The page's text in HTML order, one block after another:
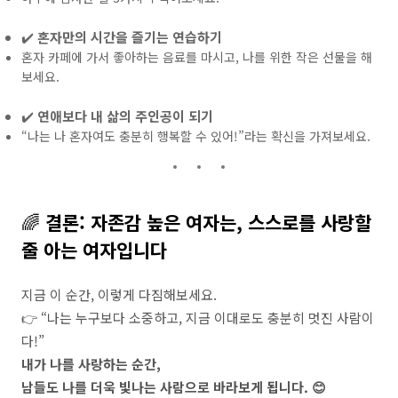
✔️ 혼자만의 시간을 즐기는 연습하기
혼자 카페에 가서 좋아하는 음료를 마시고, 나를 위한 작은 선물을 해
보세요.
✔️ 연애보다 내 삶의 주인공이 되기
“나는 나 혼자여도 충분히 행복할 수 있어!”라는 확신을 가져보세요.
🌈 결론: 자존감 높은 여자는, 스스로를 사랑할
줄 아는 여자입니다
지금 이 순간, 이렇게 다짐해보세요.
👉 “나는 누구보다 소중하고, 지금 이대로도 충분히 멋진 사람이
다!”
내가 나를 사랑하는 순간,
남들도 나를 더욱 빛나는 사람으로 바라보게 됩니다. 😊